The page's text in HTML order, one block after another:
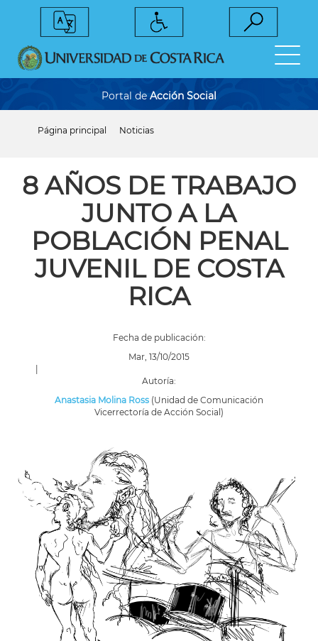
Portal de Acción Social
ayuda
a
la
Página principal Noticias
8 AÑOS DE TRABAJO
JUNTO A LA
POBLACIÓN PENAL
JUVENIL DE COSTA
RICA
Fecha de publicación:
Mar, 13/10/2015
|
Autoría:
Anastasia Molina Ross (Unidad de Comunicación
Vicerrectoría de Acción Social)